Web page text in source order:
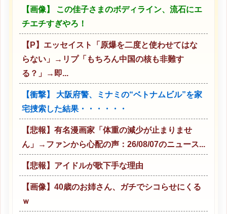
【画像】 この佳子さまのボディライン、流石にエ
チエチすぎやろ！
【P】エッセイスト「原爆を二度と使わせてはな
らない」→リプ「もちろん中国の核も非難す
る？」→即...
【衝撃】 大阪府警、ミナミの“ベトナムビル”を家
宅捜索した結果・・・・・・
【悲報】有名漫画家「体重の減少が止まりませ
ん」→ファンから心配の声：26/08/07のニュース...
【悲報】アイドルが歌下手な理由
【画像】40歳のお姉さん、ガチでシコらせにくる
ｗ